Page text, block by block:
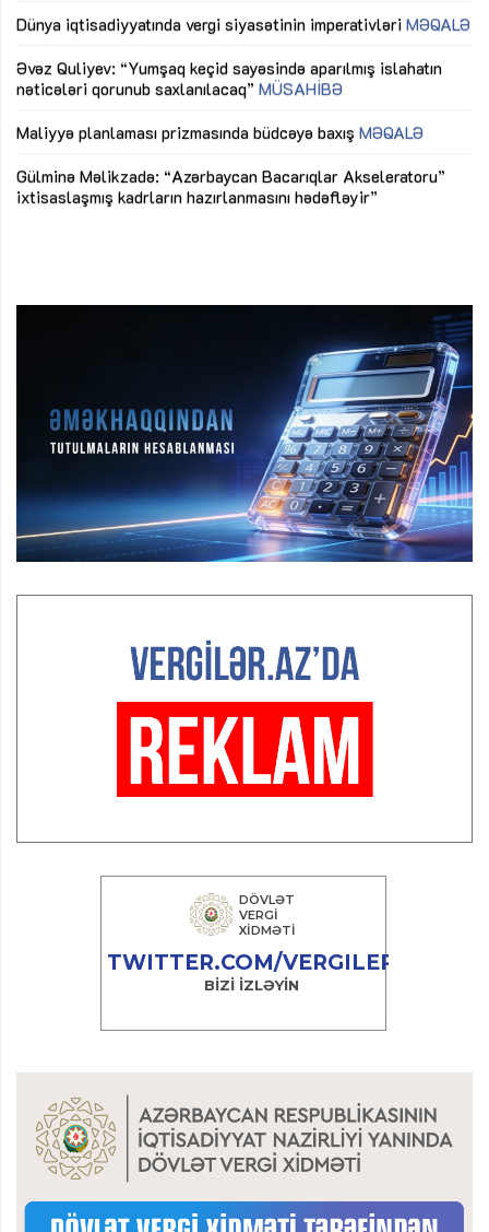
Dünya iqtisadiyyatında vergi siyasətinin imperativləri MƏQALƏ
Əvəz Quliyev: “Yumşaq keçid sayəsində aparılmış islahatın
nəticələri qorunub saxlanılacaq”MÜSAHİBƏ
Maliyyə planlaması prizmasında büdcəyə baxış MƏQALƏ
Gülminə Məlikzadə: “Azərbaycan Bacarıqlar Akseleratoru”
ixtisaslaşmış kadrların hazırlanmasını hədəfləyir”